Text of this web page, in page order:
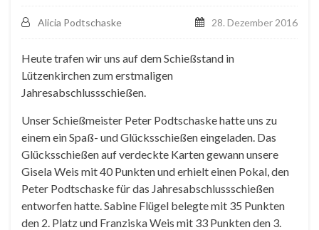
Alicia Podtschaske 28. Dezember 2016
Heute trafen wir uns auf dem Schießstand in
Lützenkirchen zum erstmaligen
Jahresabschlussschießen.
Unser Schießmeister Peter Podtschaske hatte uns zu
einem ein Spaß- und Glücksschießen eingeladen. Das
Glücksschießen auf verdeckte Karten gewann unsere
Gisela Weis mit 40 Punkten und erhielt einen Pokal, den
Peter Podtschaske für das Jahresabschlussschießen
entworfen hatte. Sabine Flügel belegte mit 35 Punkten
den 2. Platz und Franziska Weis mit 33 Punkten den 3.